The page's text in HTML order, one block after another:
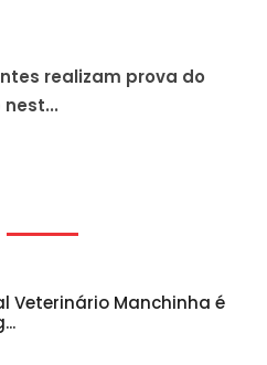
realizam prova do
nest...
Veterinário Manchinha é